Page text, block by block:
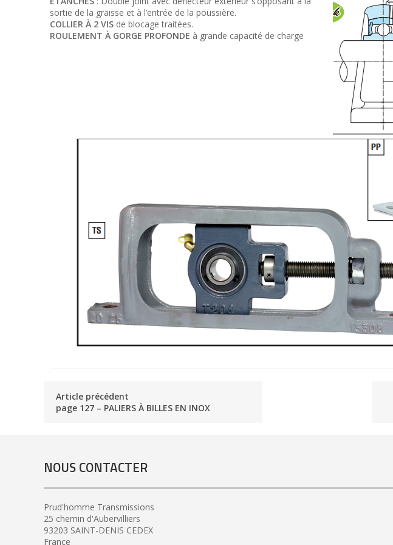
sortie de la graisse et à l’entrée de la poussière.
COLLIER À 2 VIS de blocage traitées.
ROULEMENT À GORGE PROFONDE à grande capacité de charge
Article précédent
page 127 – PALIERS À BILLES EN INOX
NOUS CONTACTER
Prud'homme Transmissions
25 chemin d'Aubervilliers
93203 SAINT-DENIS CEDEX
France